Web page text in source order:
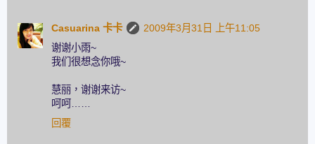
Casuarina 卡卡
2009年3月31日 上午11:05
谢谢小雨~
我们很想念你哦~
慧丽，谢谢来访~
呵呵……
回覆